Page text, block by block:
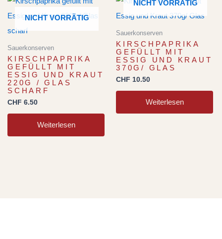
NICHT VORRÄTIG
Sauerkonserven
KIRSCHPAPRIKA
GEFÜLLT MIT
ESSIG UND KRAUT
220G / GLAS
SCHARF
CHF 6.50
Weiterlesen
NICHT VORRÄTIG
Sauerkonserven
KIRSCHPAPRIKA
GEFÜLLT MIT
ESSIG UND KRAUT
370G/ GLAS
CHF 10.50
Weiterlesen